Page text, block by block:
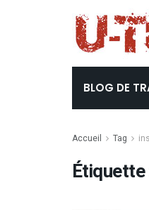
BLOG DE
Accueil Tag
Étiquette